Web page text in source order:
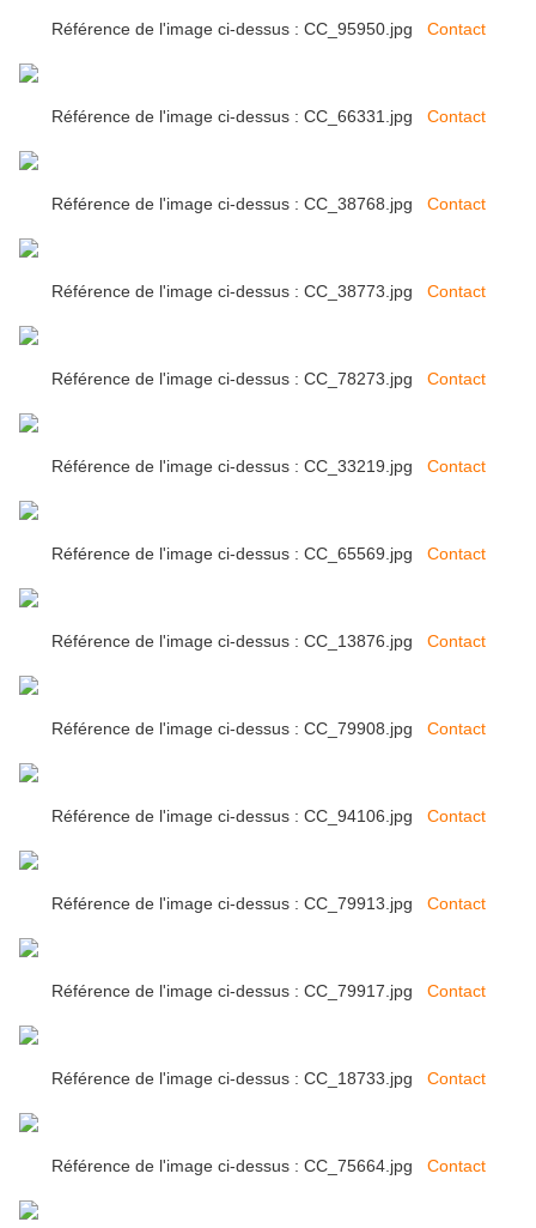
Référence de l'image ci-dessus : CC_95950.jpg Contact
Référence de l'image ci-dessus : CC_66331.jpg Contact
Référence de l'image ci-dessus : CC_38768.jpg Contact
Référence de l'image ci-dessus : CC_38773.jpg Contact
Référence de l'image ci-dessus : CC_78273.jpg Contact
Référence de l'image ci-dessus : CC_33219.jpg Contact
Référence de l'image ci-dessus : CC_65569.jpg Contact
Référence de l'image ci-dessus : CC_13876.jpg Contact
Référence de l'image ci-dessus : CC_79908.jpg Contact
Référence de l'image ci-dessus : CC_94106.jpg Contact
Référence de l'image ci-dessus : CC_79913.jpg Contact
Référence de l'image ci-dessus : CC_79917.jpg Contact
Référence de l'image ci-dessus : CC_18733.jpg Contact
Référence de l'image ci-dessus : CC_75664.jpg Contact